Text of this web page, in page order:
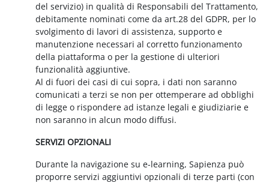
del servizio) in qualità di Responsabili del Trattamento,
debitamente nominati come da art.28 del GDPR, per lo
svolgimento di lavori di assistenza, supporto e
manutenzione necessari al corretto funzionamento
della piattaforma o per la gestione di ulteriori
funzionalità aggiuntive.
Al di fuori dei casi di cui sopra, i dati non saranno
comunicati a terzi se non per ottemperare ad obblighi
di legge o rispondere ad istanze legali e giudiziarie e
non saranno in alcun modo diffusi.
SERVIZI OPZIONALI
Durante la navigazione su e-learning, Sapienza può
proporre servizi aggiuntivi opzionali di terze parti (con